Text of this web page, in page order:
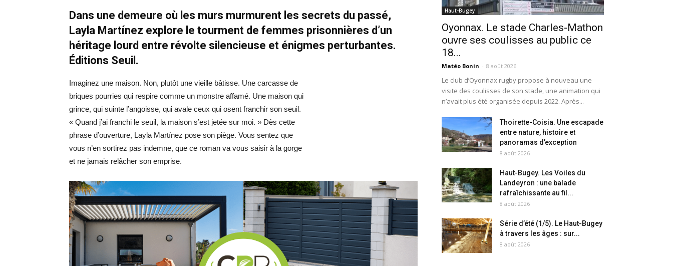
Dans une demeure où les murs murmurent les secrets du passé,
Layla Martínez explore le tourment de femmes prisonnières d’un
héritage lourd entre révolte silencieuse et énigmes perturbantes.
Éditions Seuil.
Imaginez une maison. Non, plutôt une vieille bâtisse. Une carcasse de
briques pourries qui respire comme un monstre affamé. Une maison qui
grince, qui suinte l’angoisse, qui avale ceux qui osent franchir son seuil.
« Quand j’ai franchi le seuil, la maison s’est jetée sur moi. » Dès cette
phrase d’ouverture, Layla Martínez pose son piège. Vous sentez que
vous n’en sortirez pas indemne, que ce roman va vous saisir à la gorge
et ne jamais relâcher son emprise.
Haut-Bugey
Oyonnax. Le stade Charles-Mathon
ouvre ses coulisses au public ce
18...
Matéo Bonin - 8 août 2026
Le club d’Oyonnax rugby propose à nouveau une
visite des coulisses de son stade, une animation qui
n’avait plus été organisée depuis 2022. Après...
Thoirette-Coisia. Une escapade
entre nature, histoire et
panoramas d’exception
8 août 2026
Haut-Bugey. Les Voiles du
Landeyron : une balade
rafraîchissante au fil...
8 août 2026
Série d’été (1/5). Le Haut-Bugey
à travers les âges : sur...
8 août 2026